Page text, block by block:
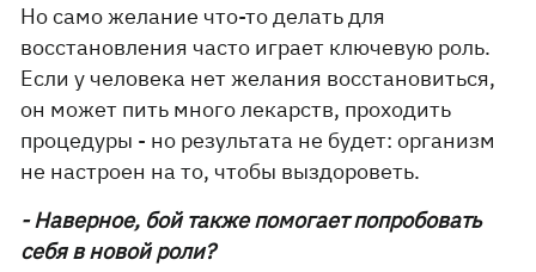
Но само желание что-то делать для
восстановления часто играет ключевую роль.
Если у человека нет желания восстановиться,
он может пить много лекарств, проходить
процедуры - но результата не будет: организм
не настроен на то, чтобы выздороветь.
- Наверное, бой также помогает попробовать
себя в новой роли?